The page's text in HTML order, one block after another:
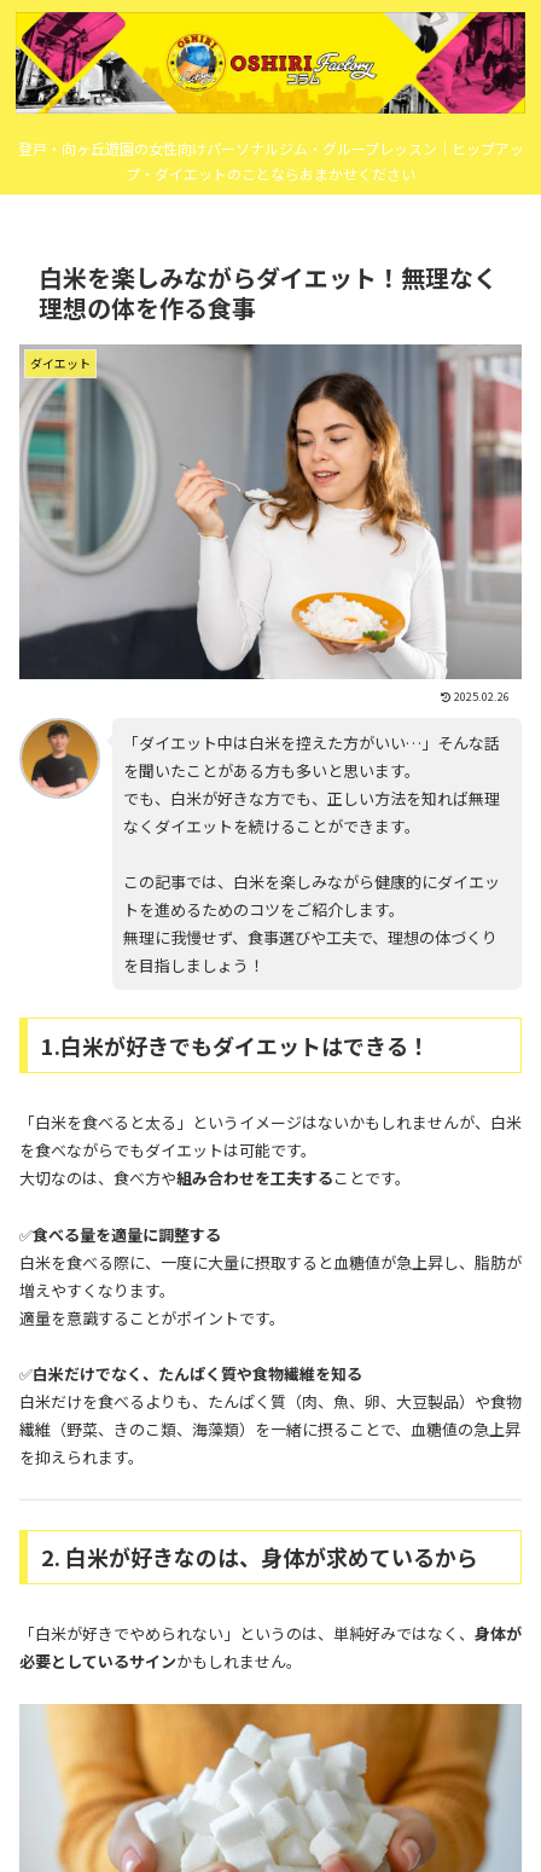
登戸・向ヶ丘遊園の女性向けパーソナルジム・グループレッスン｜ヒップアッ
プ・ダイエットのことならおまかせください
白米を楽しみながらダイエット！無理なく
理想の体を作る食事
ダイエット
2025.02.26
「ダイエット中は白米を控えた方がいい…」そんな話
を聞いたことがある方も多いと思います。
でも、白米が好きな方でも、正しい方法を知れば無理
なくダイエットを続けることができます。
この記事では、白米を楽しみながら健康的にダイエッ
トを進めるためのコツをご紹介します。
無理に我慢せず、食事選びや工夫で、理想の体づくり
を目指しましょう！
1.白米が好きでもダイエットはできる！
「白米を食べると太る」というイメージはないかもしれませんが、白米
を食べながらでもダイエットは可能です。
大切なのは、食べ方や組み合わせを工夫することです。
✅食べる量を適量に調整する
白米を食べる際に、一度に大量に摂取すると血糖値が急上昇し、脂肪が
増えやすくなります。
適量を意識することがポイントです。
✅白米だけでなく、たんぱく質や食物繊維を知る
白米だけを食べるよりも、たんぱく質（肉、魚、卵、大豆製品）や食物
繊維（野菜、きのこ類、海藻類）を一緒に摂ることで、血糖値の急上昇
を抑えられます。
2. 白米が好きなのは、身体が求めているから
「白米が好きでやめられない」というのは、単純好みではなく、 身体が
必要としているサインかもしれません。